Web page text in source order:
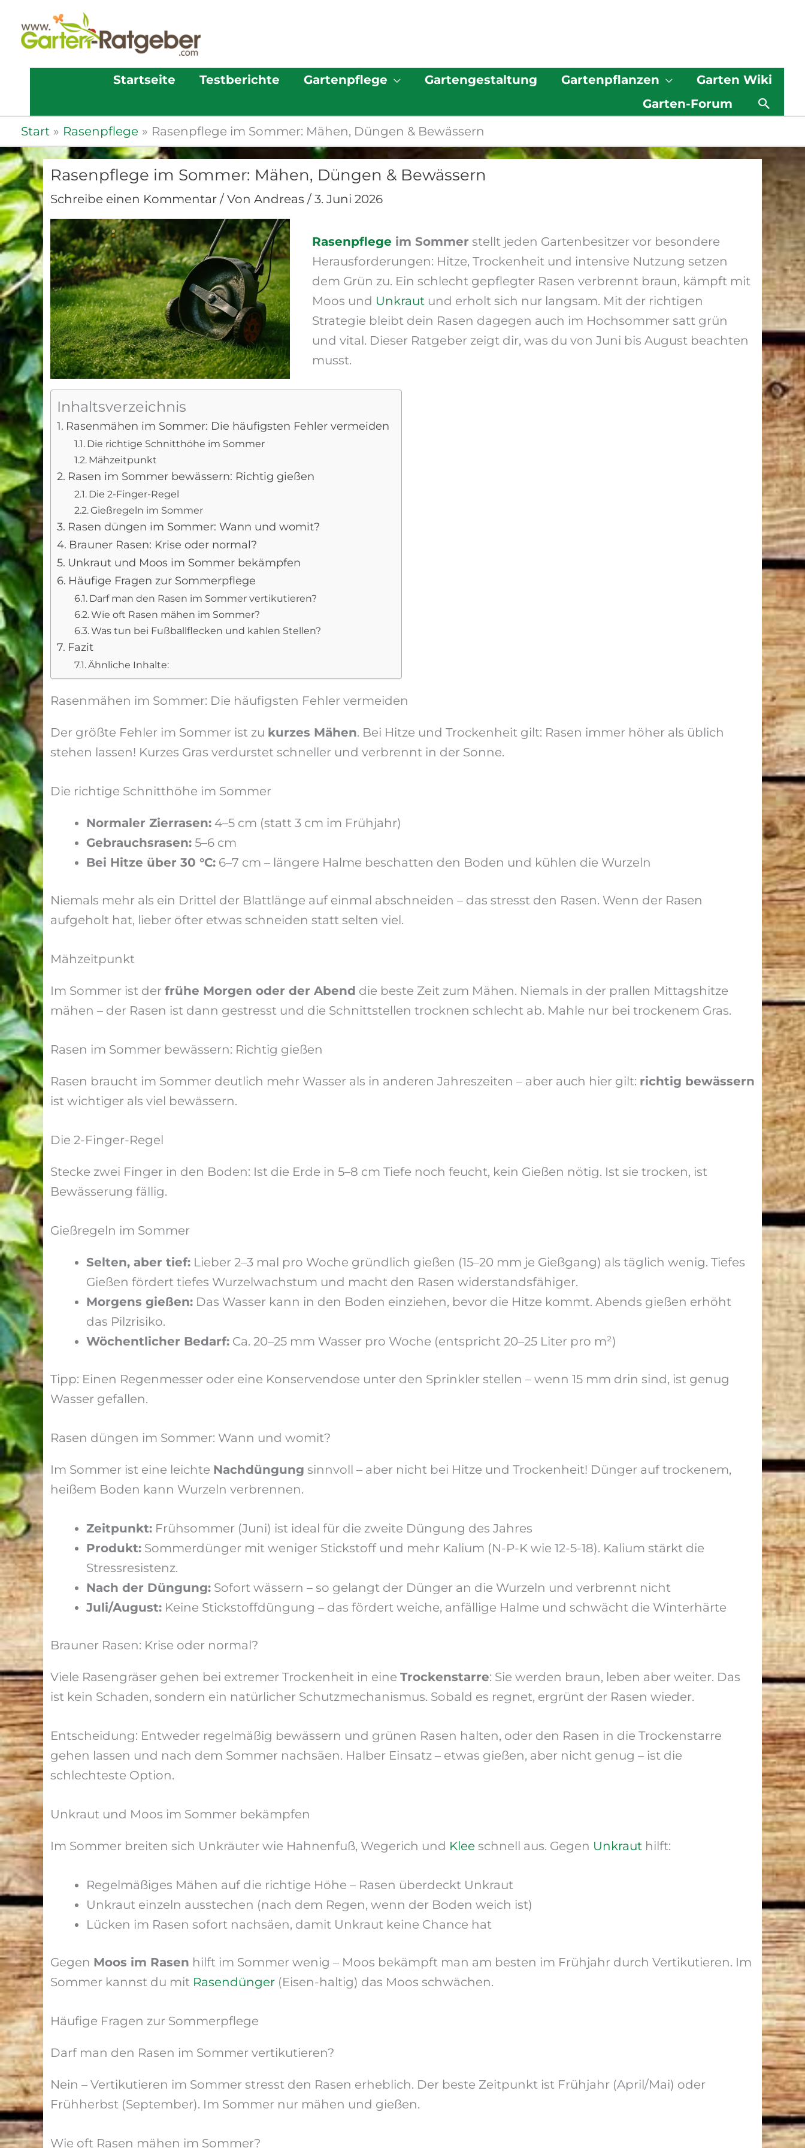
Startseite Testberichte Gartenpflege Gartengestaltung Gartenpflanzen
Garten Wiki
Garten-Forum
Start Rasenpflege Rasenpflege im Sommer: Mähen, Düngen & Bewässern
Rasenpflege im Sommer: Mähen, Düngen & Bewässern
Schreibe einen Kommentar / Von Andreas / 3. Juni 2026
Rasenpflege im Sommer stellt jeden Gartenbesitzer vor besondere
Herausforderungen: Hitze, Trockenheit und intensive Nutzung setzen
dem Grün zu. Ein schlecht gepflegter Rasen verbrennt braun, kämpft mit
Moos und Unkraut und erholt sich nur langsam. Mit der richtigen
Strategie bleibt dein Rasen dagegen auch im Hochsommer satt grün
und vital. Dieser Ratgeber zeigt dir, was du von Juni bis August beachten
musst.
Inhaltsverzeichnis
Rasenmähen im Sommer: Die häufigsten Fehler vermeiden
Die richtige Schnitthöhe im Sommer
Mähzeitpunkt
Rasen im Sommer bewässern: Richtig gießen
Die 2-Finger-Regel
Gießregeln im Sommer
Rasen düngen im Sommer: Wann und womit?
Brauner Rasen: Krise oder normal?
Unkraut und Moos im Sommer bekämpfen
Häufige Fragen zur Sommerpflege
Darf man den Rasen im Sommer vertikutieren?
Wie oft Rasen mähen im Sommer?
Was tun bei Fußballflecken und kahlen Stellen?
Fazit
Ähnliche Inhalte:
Rasenmähen im Sommer: Die häufigsten Fehler vermeiden
Der größte Fehler im Sommer ist zu kurzes Mähen. Bei Hitze und Trockenheit gilt: Rasen immer höher als üblich
stehen lassen! Kurzes Gras verdurstet schneller und verbrennt in der Sonne.
Die richtige Schnitthöhe im Sommer
Normaler Zierrasen: 4–5 cm (statt 3 cm im Frühjahr)
Gebrauchsrasen: 5–6 cm
Bei Hitze über 30 °C: 6–7 cm – längere Halme beschatten den Boden und kühlen die Wurzeln
Niemals mehr als ein Drittel der Blattlänge auf einmal abschneiden – das stresst den Rasen. Wenn der Rasen
aufgeholt hat, lieber öfter etwas schneiden statt selten viel.
Mähzeitpunkt
Im Sommer ist der frühe Morgen oder der Abend die beste Zeit zum Mähen. Niemals in der prallen Mittagshitze
mähen – der Rasen ist dann gestresst und die Schnittstellen trocknen schlecht ab. Mahle nur bei trockenem Gras.
Rasen im Sommer bewässern: Richtig gießen
Rasen braucht im Sommer deutlich mehr Wasser als in anderen Jahreszeiten – aber auch hier gilt: richtig bewässern
ist wichtiger als viel bewässern.
Die 2-Finger-Regel
Stecke zwei Finger in den Boden: Ist die Erde in 5–8 cm Tiefe noch feucht, kein Gießen nötig. Ist sie trocken, ist
Bewässerung fällig.
Gießregeln im Sommer
Selten, aber tief: Lieber 2–3 mal pro Woche gründlich gießen (15–20 mm je Gießgang) als täglich wenig. Tiefes
Gießen fördert tiefes Wurzelwachstum und macht den Rasen widerstandsfähiger.
Morgens gießen: Das Wasser kann in den Boden einziehen, bevor die Hitze kommt. Abends gießen erhöht
das Pilzrisiko.
Wöchentlicher Bedarf: Ca. 20–25 mm Wasser pro Woche (entspricht 20–25 Liter pro m²)
Tipp: Einen Regenmesser oder eine Konservendose unter den Sprinkler stellen – wenn 15 mm drin sind, ist genug
Wasser gefallen.
Rasen düngen im Sommer: Wann und womit?
Im Sommer ist eine leichte Nachdüngung sinnvoll – aber nicht bei Hitze und Trockenheit! Dünger auf trockenem,
heißem Boden kann Wurzeln verbrennen.
Zeitpunkt: Frühsommer (Juni) ist ideal für die zweite Düngung des Jahres
Produkt: Sommerdünger mit weniger Stickstoff und mehr Kalium (N-P-K wie 12-5-18). Kalium stärkt die
Stressresistenz.
Nach der Düngung: Sofort wässern – so gelangt der Dünger an die Wurzeln und verbrennt nicht
Juli/August: Keine Stickstoffdüngung – das fördert weiche, anfällige Halme und schwächt die Winterhärte
Brauner Rasen: Krise oder normal?
Viele Rasengräser gehen bei extremer Trockenheit in eine Trockenstarre: Sie werden braun, leben aber weiter. Das
ist kein Schaden, sondern ein natürlicher Schutzmechanismus. Sobald es regnet, ergrünt der Rasen wieder.
Entscheidung: Entweder regelmäßig bewässern und grünen Rasen halten, oder den Rasen in die Trockenstarre
gehen lassen und nach dem Sommer nachsäen. Halber Einsatz – etwas gießen, aber nicht genug – ist die
schlechteste Option.
Unkraut und Moos im Sommer bekämpfen
Im Sommer breiten sich Unkräuter wie Hahnenfuß, Wegerich und Klee schnell aus. Gegen Unkraut hilft:
Regelmäßiges Mähen auf die richtige Höhe – Rasen überdeckt Unkraut
Unkraut einzeln ausstechen (nach dem Regen, wenn der Boden weich ist)
Lücken im Rasen sofort nachsäen, damit Unkraut keine Chance hat
Gegen Moos im Rasen hilft im Sommer wenig – Moos bekämpft man am besten im Frühjahr durch Vertikutieren. Im
Sommer kannst du mit Rasendünger (Eisen-haltig) das Moos schwächen.
Häufige Fragen zur Sommerpflege
Darf man den Rasen im Sommer vertikutieren?
Nein – Vertikutieren im Sommer stresst den Rasen erheblich. Der beste Zeitpunkt ist Frühjahr (April/Mai) oder
Frühherbst (September). Im Sommer nur mähen und gießen.
Wie oft Rasen mähen im Sommer?